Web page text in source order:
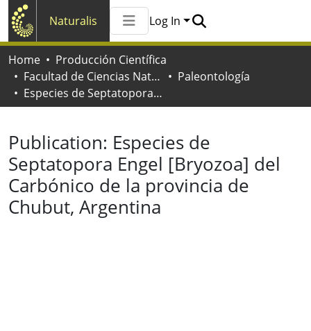
Naturalis
All of Naturalis
Log In
Home
Producción Científica
Facultad de Ciencias Naturales y Museo
Paleontología
Especies de Septatopora Engel [Bryozoa] del Carbónico de la provincia de Chubut, Argentina
Publication: Especies de
Septatopora Engel [Bryozoa] del
Carbónico de la provincia de
Chubut, Argentina